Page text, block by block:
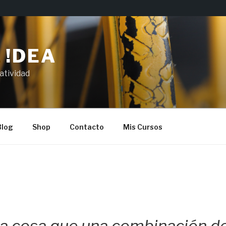
!DEA
Shop Contacto Mis Cursos